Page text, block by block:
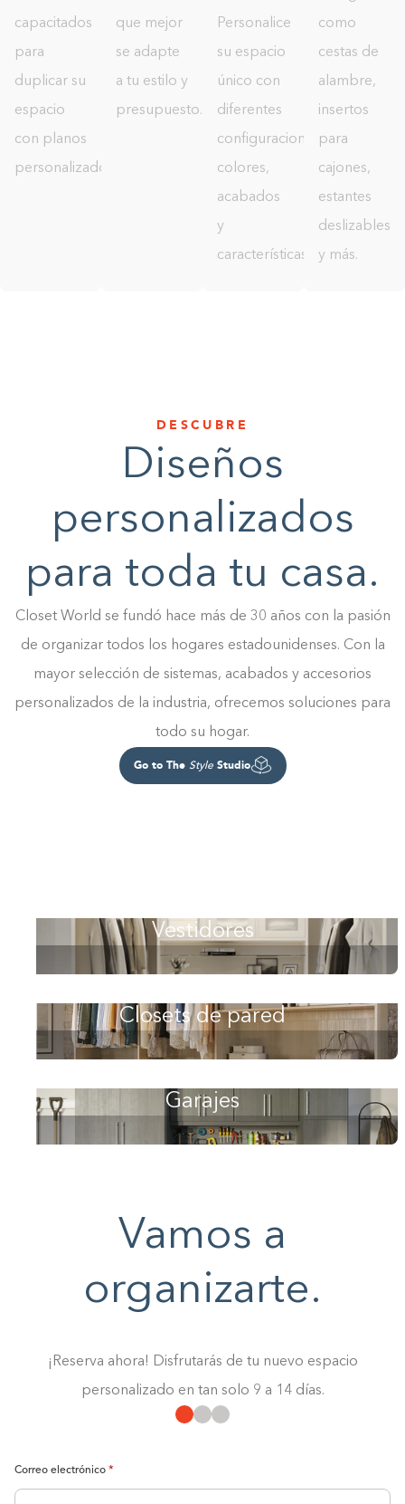
capacitados
para
duplicar su
espacio
con planos
personalizados.
que mejor
se adapte
a tu estilo y
presupuesto.
Personalice
su espacio
único con
diferentes
configuraciones,
colores,
acabados
y
características.
como
cestas de
alambre,
insertos
para
cajones,
estantes
deslizables
y más.
DESCUBRE
Diseños
personalizados
para toda tu casa.
Closet World se fundó hace más de 30 años con la pasión
de organizar todos los hogares estadounidenses. Con la
mayor selección de sistemas, acabados y accesorios
personalizados de la industria, ofrecemos soluciones para
todo su hogar.
Go to The StyleStudio
Vestidores
Closets de pared
Garajes
Vamos a
organizarte.
¡Reserva ahora! Disfrutarás de tu nuevo espacio
personalizado en tan solo 9 a 14 días.
Correo electrónico
0%